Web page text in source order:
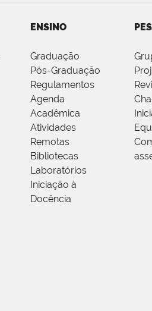
ENSINO
Graduação
Pós-Graduação
Regulamentos
Agenda
Acadêmica
Atividades
Remotas
Bibliotecas
Laboratórios
Iniciação à
Docência